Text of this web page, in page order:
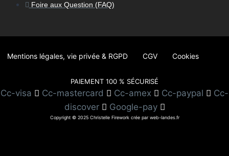
Foire aux Question (FAQ)
Mentions légales, vie privée & RGPD CGV Cookies
PAIEMENT 100 % SÉCURISÉ
Cc-visa Cc-mastercard Cc-amex Cc-paypal
Cc-
discover
Google-pay
Copyright © 2025 Christelle Firework crée par web-landes.fr